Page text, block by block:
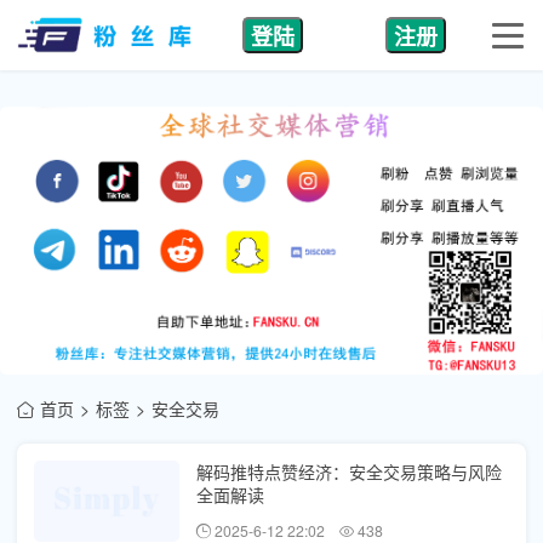
登陆 注册
首页 标签 安全交易
解码推特点赞经济：安全交易策略与风险
全面解读
2025-6-12 22:02 438